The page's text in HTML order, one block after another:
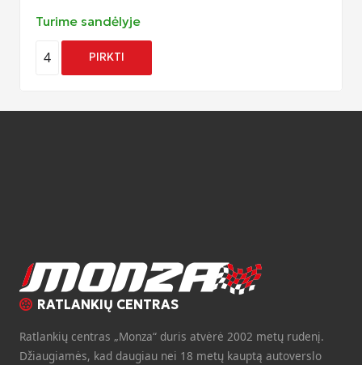
Turime sandėlyje
4 PIRKTI
RATLANKIŲ CENTRAS
Ratlankių centras „Monza“ duris atvėrė 2002 metų rudenį.
Džiaugiamės, kad daugiau nei 18 metų kauptą autoverslo